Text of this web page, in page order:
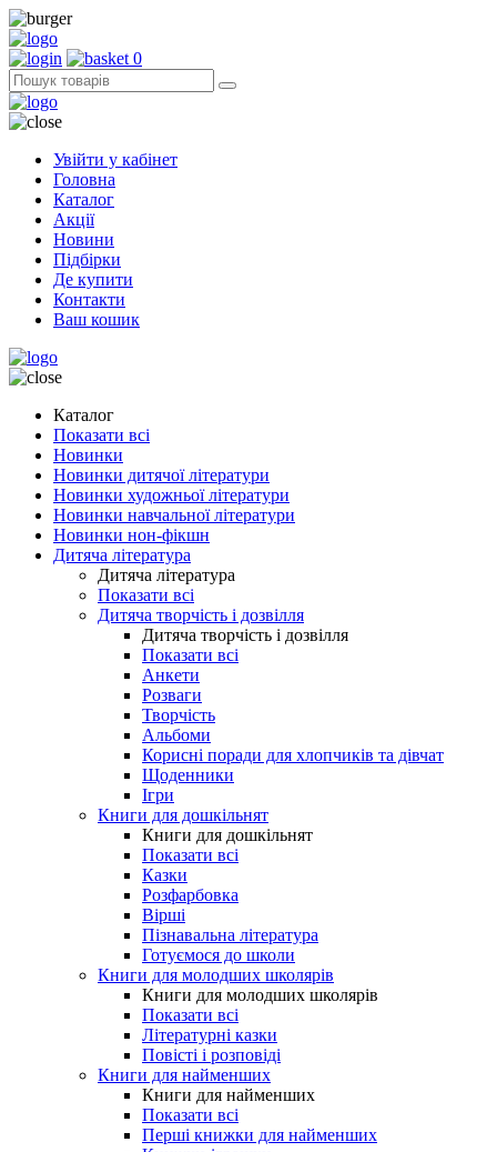
0
Увійти у кабінет
Головна
Каталог
Акції
Новини
Підбірки
Де купити
Контакти
Ваш кошик
Каталог
Показати всі
Новинки
Новинки дитячої літератури
Новинки художньої літератури
Новинки навчальної літератури
Новинки нон-фікшн
Дитяча література
Дитяча література
Показати всі
Дитяча творчість і дозвілля
Дитяча творчість і дозвілля
Показати всі
Анкети
Розваги
Творчість
Альбоми
Корисні поради для хлопчиків та дівчат
Щоденники
Ігри
Книги для дошкільнят
Книги для дошкільнят
Показати всі
Казки
Розфарбовка
Вірші
Пізнавальна література
Готуємося до школи
Книги для молодших школярів
Книги для молодших школярів
Показати всі
Літературні казки
Повісті і розповіді
Книги для найменших
Книги для найменших
Показати всі
Перші книжки для найменших